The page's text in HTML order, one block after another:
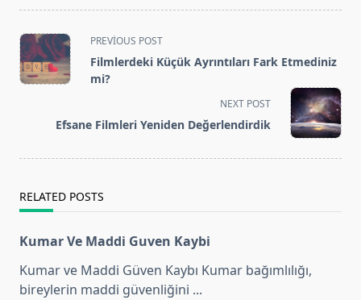
<span
class="nav-
subtitle
PREVIOUS POST
Filmlerdeki Küçük Ayrıntıları Fark Etmediniz
mi?
NEXT POST
Efsane Filmleri Yeniden Değerlendirdik
RELATED POSTS
Kumar Ve Maddi Guven Kaybi
Kumar ve Maddi Güven Kaybı Kumar bağımlılığı,
bireylerin maddi güvenliğini ...